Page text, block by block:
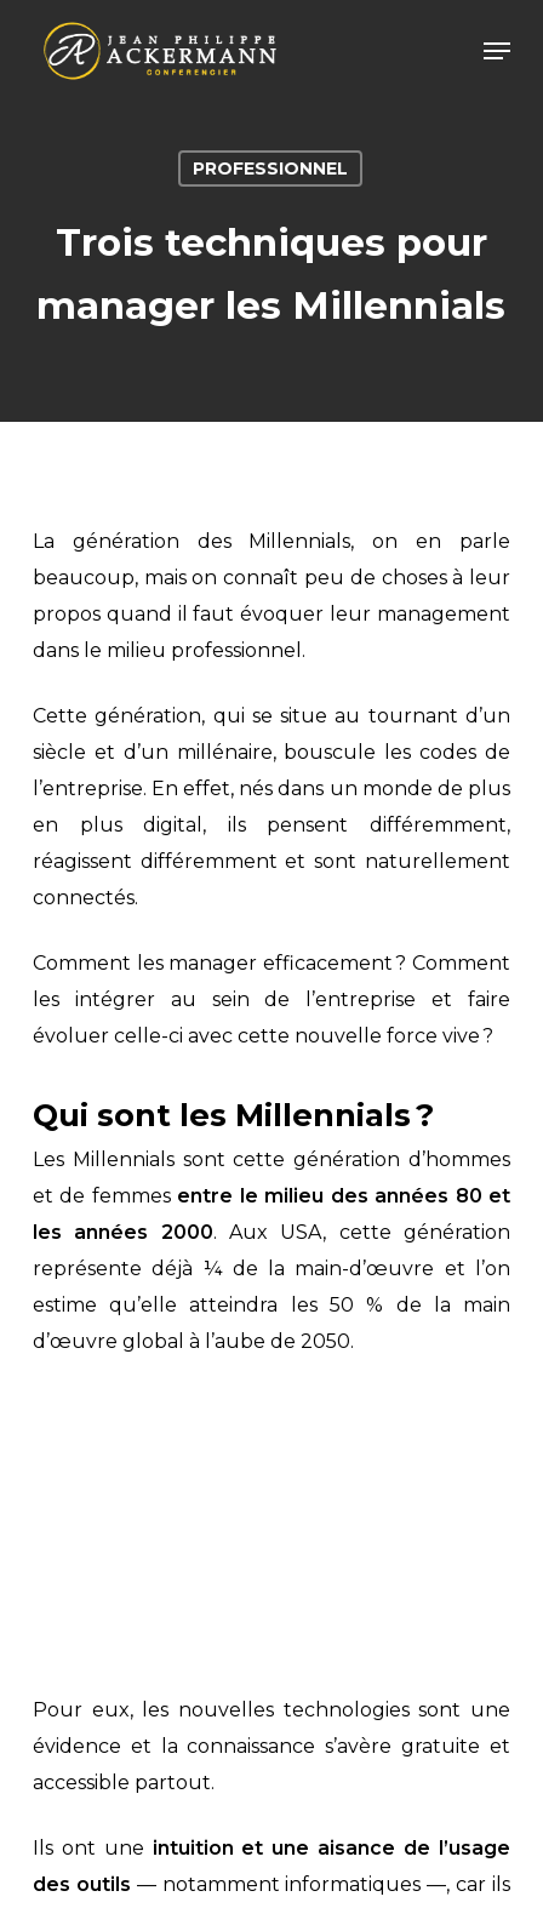
PROFESSIONNEL
Trois techniques pour
manager les Millennials
La génération des Millennials, on en parle
beaucoup, mais on connaît peu de choses à leur
propos quand il faut évoquer leur management
dans le milieu professionnel.
Cette génération, qui se situe au tournant d’un
siècle et d’un millénaire, bouscule les codes de
l’entreprise. En effet, nés dans un monde de plus
en plus digital, ils pensent différemment,
réagissent différemment et sont naturellement
connectés.
Comment les manager efficacement ? Comment
les intégrer au sein de l’entreprise et faire
évoluer celle-ci avec cette nouvelle force vive ?
Qui sont les Millennials ?
Les Millennials sont cette génération d’hommes
et de femmes entre le milieu des années 80 et
les années 2000. Aux USA, cette génération
représente déjà ¼ de la main-d’œuvre et l’on
estime qu’elle atteindra les 50 % de la main
d’œuvre global à l’aube de 2050.
Pour eux, les nouvelles technologies sont une
évidence et la connaissance s’avère gratuite et
accessible partout.
Ils ont une intuition et une aisance de l’usage
des outils — notamment informatiques —, car ils